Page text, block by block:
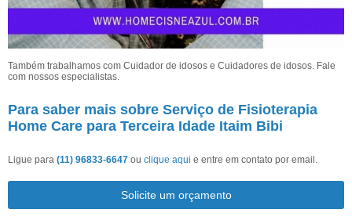
Também trabalhamos com Cuidador de idosos e Cuidadores de idosos. Fale
com nossos especialistas.
Para saber mais sobre Serviço de Fisioterapia
Home Care para Terceira Idade Itaim Bibi
Ligue para (11) 96833-6647 ou clique aqui e entre em contato por email.
Solicite um orçamento